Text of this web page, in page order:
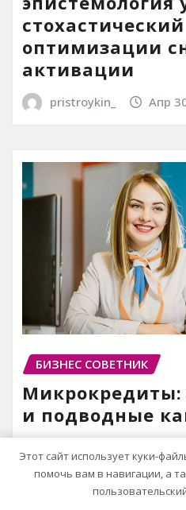
оптимизации
активации
pristroykin_ Апр
БИЗНЕС СОВЕТНИК
Микрокредиты:
и подводные
Этот сайт использует куки-
помочь вам в навигации, а